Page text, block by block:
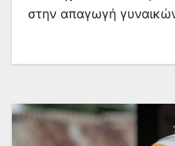
στην απαγωγή